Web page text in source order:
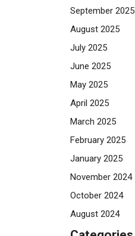
September 2025
August 2025
July 2025
June 2025
May 2025
April 2025
March 2025
February 2025
January 2025
November 2024
October 2024
August 2024